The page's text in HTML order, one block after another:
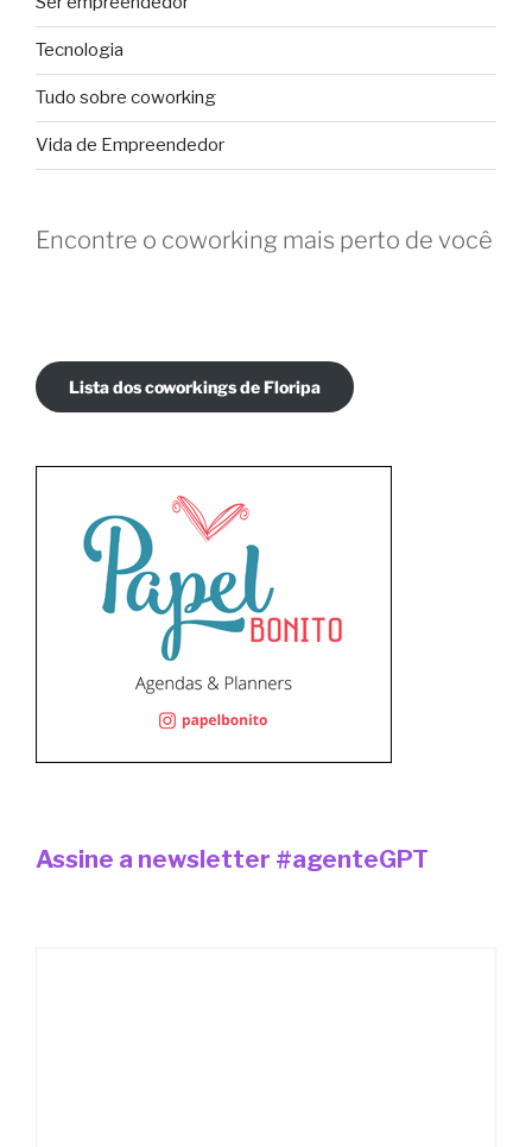
Tecnologia
Tudo sobre coworking
Vida de Empreendedor
Encontre o coworking mais perto de você
Lista dos coworkings de Floripa
Assine a newsletter #agenteGPT